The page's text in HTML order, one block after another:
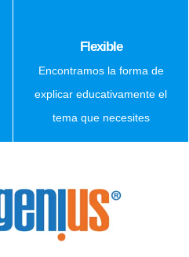
Flexible
Encontramos la forma de
explicar educativamente el
tema que necesites